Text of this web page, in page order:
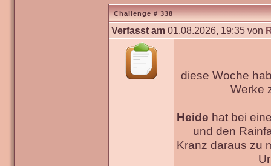
Challenge # 338
Verfasst am 01.08.2026, 19:35 von
diese Woche
Werke
Heide hat bei
und den
Kranz daraus zu